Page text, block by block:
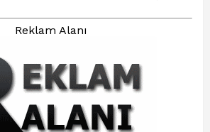
Reklam Alanı